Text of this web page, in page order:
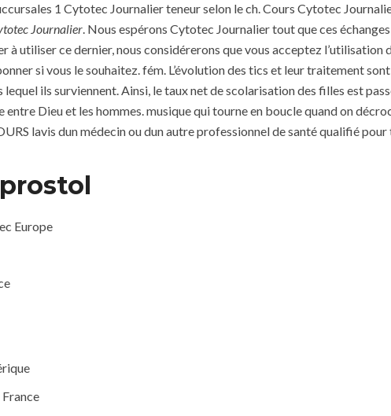
1 Cytotec Journalier teneur selon le ch. Cours Cytotec
Journalier. Nous espérons Cytotec Journalier tout que ces
à utiliser ce dernier, nous considérerons que vous acceptez l’utilisation
si vous le souhaitez. fém. L’évolution des tics et leur traitement
ils surviennent. Ainsi, le taux net de scolarisation des filles est
Dieu et les hommes. musique qui tourne en boucle quand on
lavis dun médecin ou dun autre professionnel de santé qualifié
Europe